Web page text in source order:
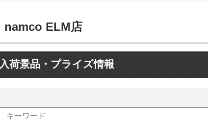
namco ELM店
入荷景品・プライズ情報